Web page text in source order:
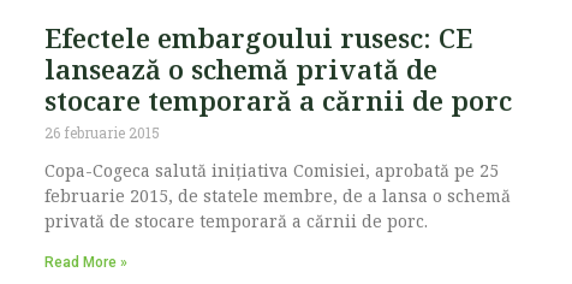
Efectele embargoului rusesc: CE
lansează o schemă privată de
stocare temporară a cărnii de porc
26 februarie 2015
Copa-Cogeca salută inițiativa Comisiei, aprobată pe 25
februarie 2015, de statele membre, de a lansa o schemă
privată de stocare temporară a cărnii de porc.
Read More »